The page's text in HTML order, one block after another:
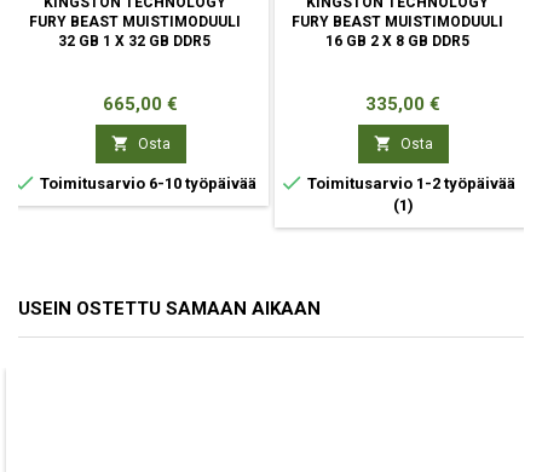
FURY BEAST MUISTIMODUULI
32 GB 1 X 32 GB DDR5
Hinta
665,00 €
 Osta
 Toimitusarvio 6-10 työpäivää
FURY BEAST MUISTIMODUULI
16 GB 2 X 8 GB DDR5
Hinta
335,00 €
 Osta
 Toimitusarvio 1-2 työpäivää
(1)
USEIN OSTETTU SAMAAN AIKAAN